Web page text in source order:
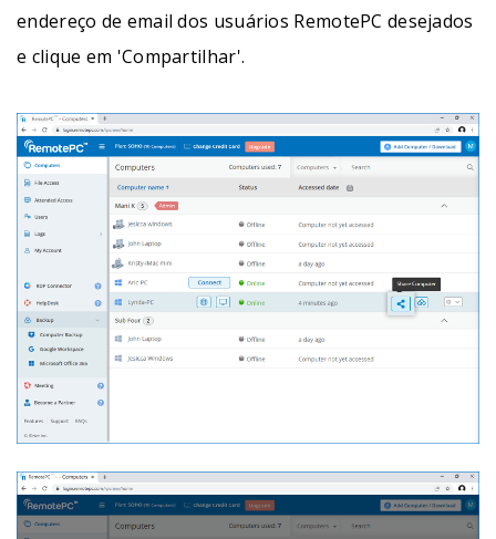
endereço de email dos usuários RemotePC desejados
e clique em 'Compartilhar'.